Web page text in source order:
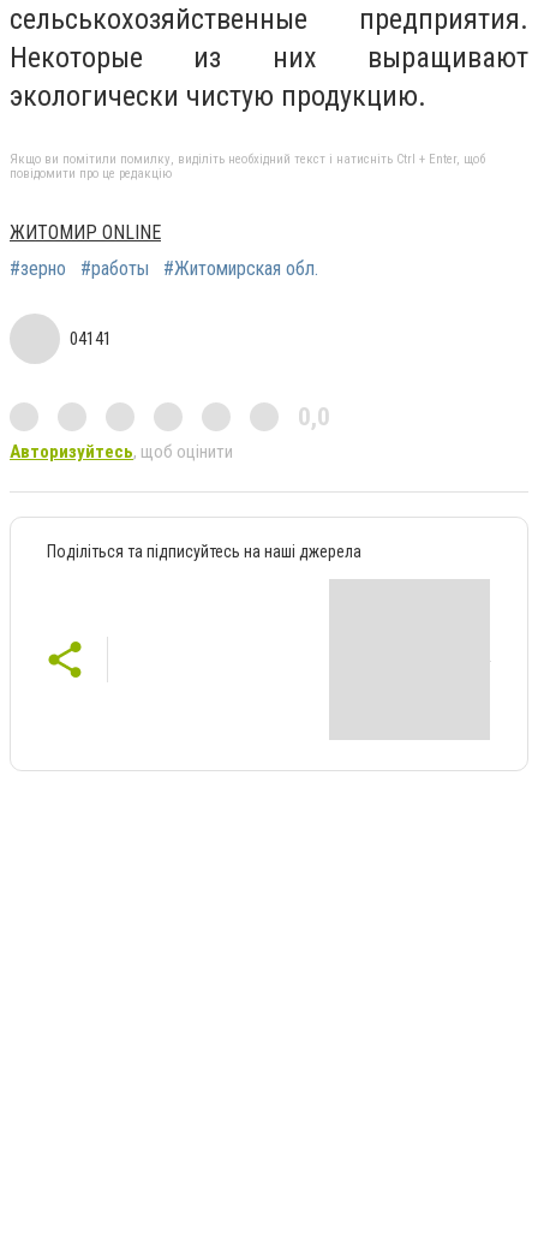
сельськохозяйственные предприятия.
Некоторые из них выращивают
экологически чистую продукцию.
Якщо ви помітили помилку, виділіть необхідний текст і натисніть Ctrl + Enter, щоб
повідомити про це редакцію
ЖИТОМИР ONLINE
#зерно
#работы #Житомирская обл.
04141
0,0
Авторизуйтесь, щоб оцінити
Поділіться та підписуйтесь на наші джерела